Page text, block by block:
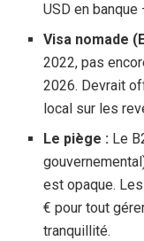
USD en banque
Visa nomade
2022, pas
2026. Devrait
local sur les
Le piège : Le
est opaque.
€ pour tout
tranquillité.